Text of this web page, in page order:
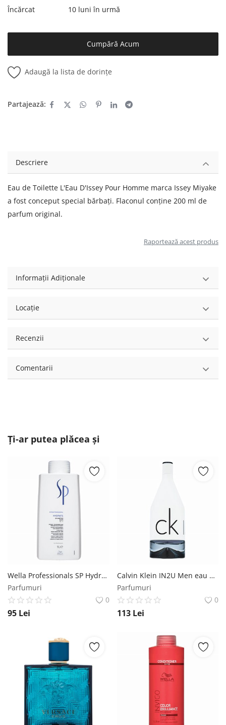
Încărcat 10 luni în urmă
Cumpără Acum
Adaugă la lista de dorințe
Partajează:
Descriere
Eau de Toilette L'Eau D'Issey Pour Homme marca Issey Miyake
a fost conceput special bărbați. Flaconul conține 200 ml de
parfum original.
Raportează acest produs
Informații Adiționale
Locație
Recenzii
Comentarii
Ți-ar putea plăcea și
Wella Professionals SP Hydrate Shampoo sampon pentru păr uscat 1000 ml Wella Professionals
Parfumuri
0
95 Lei
Calvin Klein IN2U Men eau de Toilette pentru barbati 150 ml Calvin Klein
Parfumuri
0
113 Lei